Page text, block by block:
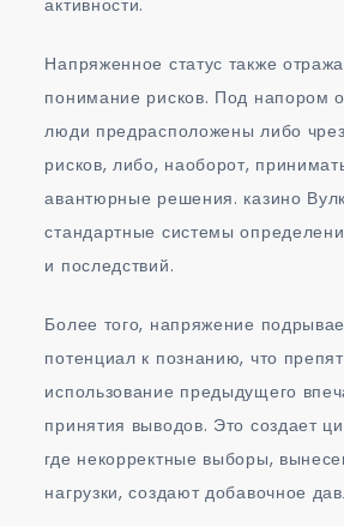
Напряженное статус также
понимание рисков. Под напором
люди предрасположены либо
рисков, либо, наоборот,
авантюрные решения. казино
стандартные системы
и последствий.
Более того, напряжение
потенциал к познанию, что
использование предыдущего
принятия выводов. Это создает
где некорректные выборы,
нагрузки, создают добавочное